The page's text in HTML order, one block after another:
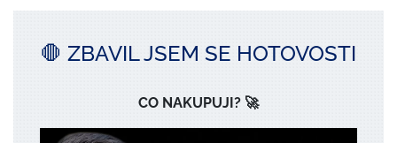
🛑 ZBAVIL JSEM SE HOTOVOSTI
CO NAKUPUJI? 🚀